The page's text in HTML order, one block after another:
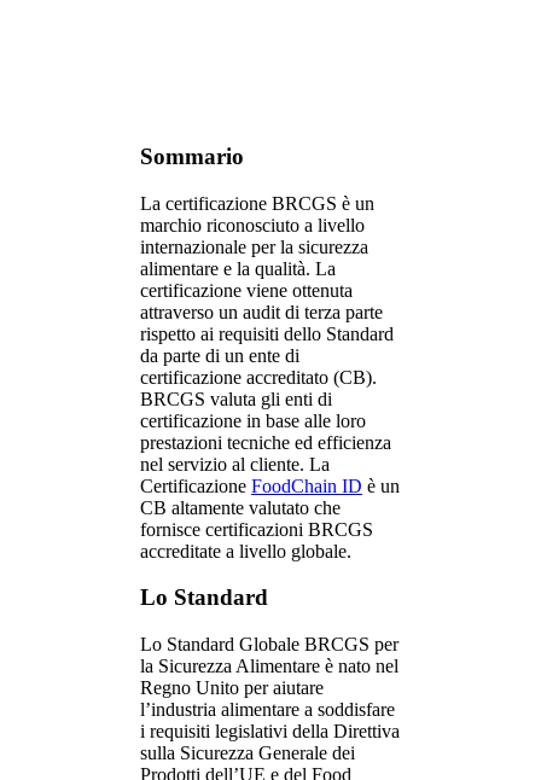
Sommario
La certificazione BRCGS è un
marchio riconosciuto a livello
internazionale per la sicurezza
alimentare e la qualità. La
certificazione viene ottenuta
attraverso un audit di terza parte
rispetto ai requisiti dello Standard
da parte di un ente di
certificazione accreditato (CB).
BRCGS valuta gli enti di
certificazione in base alle loro
prestazioni tecniche ed efficienza
nel servizio al cliente. La
Certificazione FoodChain ID è un
CB altamente valutato che
fornisce certificazioni BRCGS
accreditate a livello globale.
Lo Standard
Lo Standard Globale BRCGS per
la Sicurezza Alimentare è nato nel
Regno Unito per aiutare
l’industria alimentare a soddisfare
i requisiti legislativi della Direttiva
sulla Sicurezza Generale dei
Prodotti dell’UE e del Food